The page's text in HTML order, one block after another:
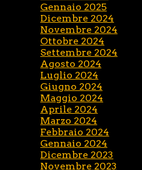
Gennaio 2025
Dicembre 2024
Novembre 2024
Ottobre 2024
Settembre 2024
Agosto 2024
Luglio 2024
Giugno 2024
Maggio 2024
Aprile 2024
Marzo 2024
Febbraio 2024
Gennaio 2024
Dicembre 2023
Novembre 2023